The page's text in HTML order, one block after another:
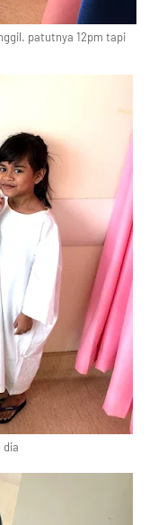
patutnya 12pm tapi
dia